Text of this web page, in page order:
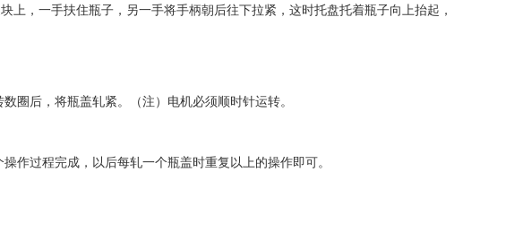
，一手扶住瓶子，另一手将手柄朝后往下拉紧，这时托盘托着瓶子向上抬起，
后，将瓶盖轧紧。（注）电机必须顺时针运转。
过程完成，以后每轧一个瓶盖时重复以上的操作即可。